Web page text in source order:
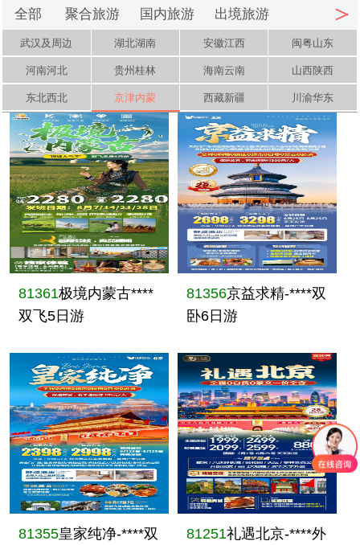
全部 聚合旅游 国内旅游 出境旅游
武汉及周边 湖北湖南 安徽江西 闽粤山东
河南河北 贵州桂林 海南云南 山西陕西
东北西北 京津内蒙 西藏新疆 川渝华东
81361极境内蒙古****
双飞5日游
81356京益求精-****双
卧6日游
81355皇家纯净-****双
81251礼遇北京-****外